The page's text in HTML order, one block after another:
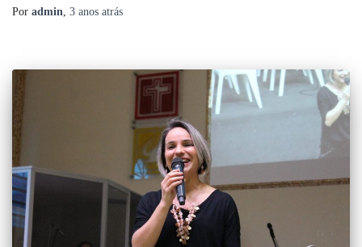
Por admin, 3 anos atrás